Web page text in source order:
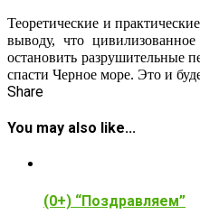
Теоретические и
выводу, что
остановить разрушительные
спасти Черное море. Это и
Share
You may also like...
(0+) “Поздравляем”